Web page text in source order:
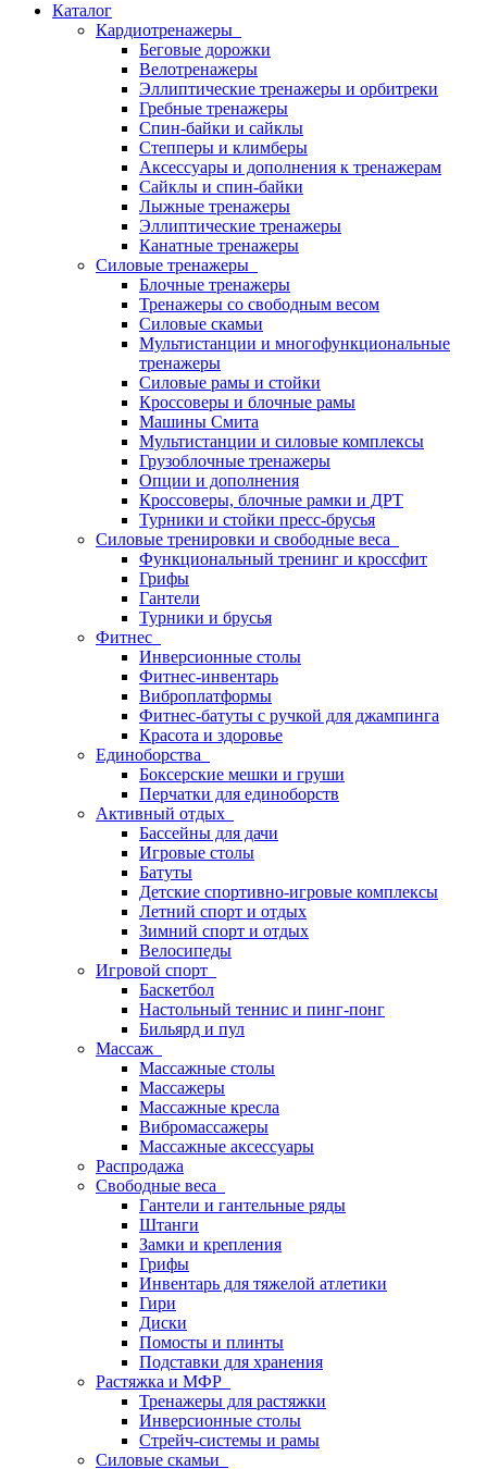
Каталог
Кардиотренажеры
Беговые дорожки
Велотренажеры
Эллиптические тренажеры и орбитреки
Гребные тренажеры
Спин-байки и сайклы
Степперы и климберы
Аксессуары и дополнения к тренажерам
Сайклы и спин-байки
Лыжные тренажеры
Эллиптические тренажеры
Канатные тренажеры
Силовые тренажеры
Блочные тренажеры
Тренажеры со свободным весом
Силовые скамьи
Мультистанции и многофункциональные
тренажеры
Силовые рамы и стойки
Кроссоверы и блочные рамы
Машины Смита
Мультистанции и силовые комплексы
Грузоблочные тренажеры
Опции и дополнения
Кроссоверы, блочные рамки и ДРТ
Турники и стойки пресс-брусья
Силовые тренировки и свободные веса
Функциональный тренинг и кроссфит
Грифы
Гантели
Турники и брусья
Фитнес
Инверсионные столы
Фитнес-инвентарь
Виброплатформы
Фитнес-батуты с ручкой для джампинга
Красота и здоровье
Единоборства
Боксерские мешки и груши
Перчатки для единоборств
Активный отдых
Бассейны для дачи
Игровые столы
Батуты
Детские спортивно-игровые комплексы
Летний спорт и отдых
Зимний спорт и отдых
Велосипеды
Игровой спорт
Баскетбол
Настольный теннис и пинг-понг
Бильярд и пул
Массаж
Массажные столы
Массажеры
Массажные кресла
Вибромассажеры
Массажные аксессуары
Распродажа
Свободные веса
Гантели и гантельные ряды
Штанги
Замки и крепления
Грифы
Инвентарь для тяжелой атлетики
Гири
Диски
Помосты и плинты
Подставки для хранения
Растяжка и МФР
Тренажеры для растяжки
Инверсионные столы
Стрейч-системы и рамы
Силовые скамьи